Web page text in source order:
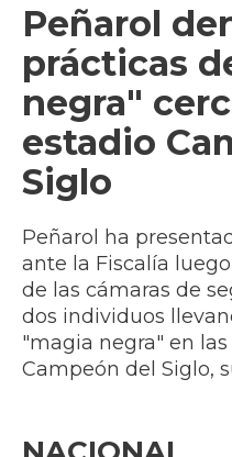
Peñarol
prácticas
negra"
estadio
Siglo
Peñarol ha
ante la Fiscalía
de las cámaras de
dos individuos
"magia negra" en
Campeón del Siglo,